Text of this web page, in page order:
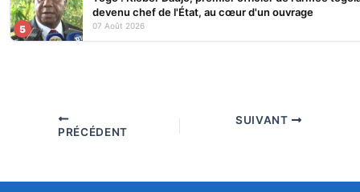
5
devenu chef de l'État, au cœur d'un ouvrage
07 Août 2026
PRÉCÉDENT
SUIVANT